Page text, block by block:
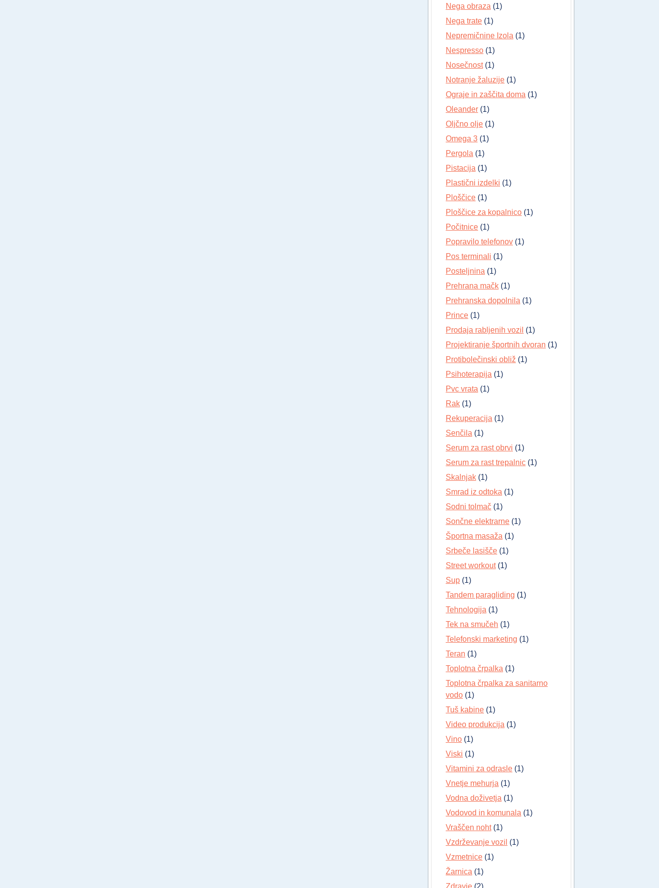
Nega obraza (1)
Nega trate (1)
Nepremičnine Izola (1)
Nespresso (1)
Nosečnost(1)
Notranje žaluzije (1)
Ograje in zaščita doma (1)
Oleander (1)
Oljčno olje (1)
Omega 3 (1)
Pergola (1)
Pistacija (1)
Plastični izdelki (1)
Ploščice (1)
Ploščice za kopalnico (1)
Počitnice (1)
Popravilo telefonov (1)
Pos terminali (1)
Posteljnina (1)
Prehrana mačk (1)
Prehranska dopolnila (1)
Prince (1)
Prodaja rabljenih vozil (1)
Projektiranje športnih dvoran (1)
Protibolečinski obliž (1)
Psihoterapija (1)
Pvc vrata (1)
Rak (1)
Rekuperacija (1)
Senčila (1)
Serum za rast obrvi (1)
Serum za rast trepalnic (1)
Skalnjak (1)
Smrad iz odtoka (1)
Sodni tolmač (1)
Sončne elektrarne (1)
Športna masaža (1)
Srbeče lasišče (1)
Street workout(1)
Sup (1)
Tandem paragliding (1)
Tehnologija (1)
Tek na smučeh (1)
Telefonski marketing (1)
Teran (1)
Toplotna črpalka (1)
Toplotna črpalka za sanitarno
vodo (1)
Tuš kabine (1)
Video produkcija (1)
Vino (1)
Viski (1)
Vitamini za odrasle (1)
Vnetje mehurja (1)
Vodna doživetja (1)
Vodovod in komunala (1)
Vraščen noht(1)
Vzdrževanje vozil (1)
Vzmetnice (1)
Žarnica (1)
Zdravje (2)